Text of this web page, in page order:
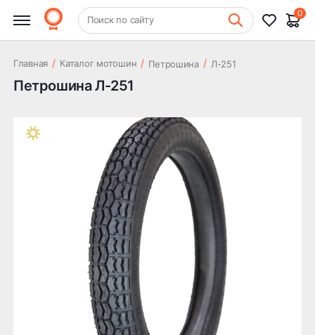
+7 (831) 261-35-35 Шиномонтаж
Поиск по сайту
0
Главная / Каталог мотошин / Петрошина / Л-251
Петрошина Л-251